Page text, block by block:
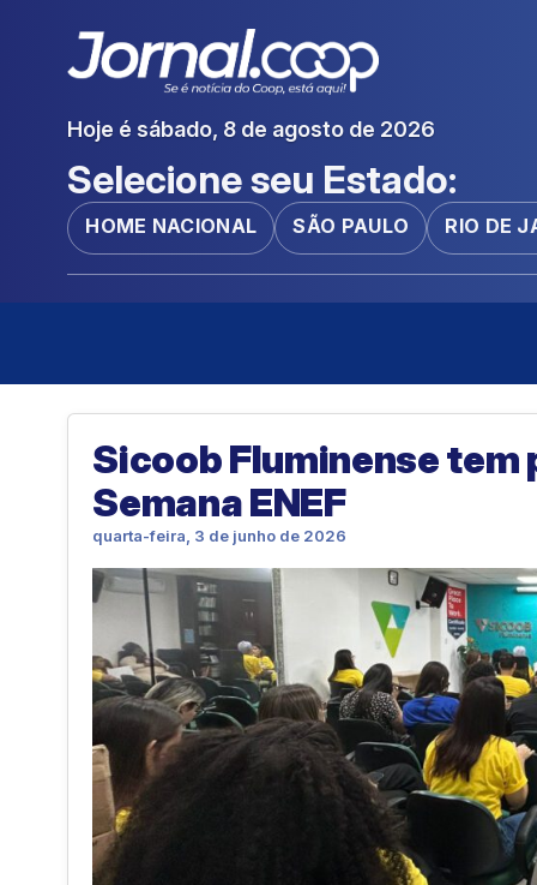
Hoje é sábado, 8 de agosto de 2026
Selecione seu Estado:
HOME NACIONAL SÃO PAULO RIO DE
Sicoob Fluminense
Semana ENEF
quarta-feira, 3 de junho de 2026